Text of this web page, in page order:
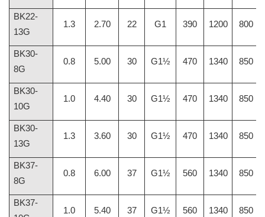
BK22-
13G
1.3 2.70 22 G1 390 1200 800
BK30-
8G
0.8 5.00 30 G1½ 470 1340 850
BK30-
10G
1.0 4.40 30 G1½ 470 1340 850
BK30-
13G
1.3 3.60 30 G1½ 470 1340 850
BK37-
8G
0.8 6.00 37 G1½ 560 1340 850
BK37-
1.0 5.40 37 G1½ 560 1340 850